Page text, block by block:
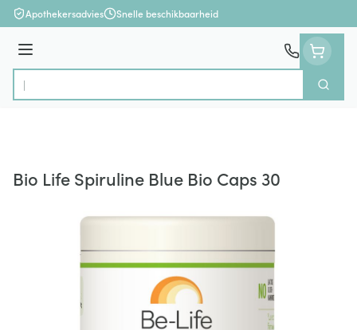
Ga naar de inhoud
Apothekersadvies Snelle beschikbaarheid
Menu
Product, merk, categorie...
Zoek
Bio Life Spiruline Blue Bio Caps 30